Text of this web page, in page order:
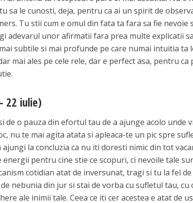
sa le cunosti, deja, pentru ca ai un spirit de
Tu stii cum e omul din fata ta fara sa fie nevoie
adevarul unor afirmatii fara prea multe explicatii
subtile si mai profunde pe care numai intuitia ta
mai ales pe cele rele, dar e perfect asa, pentru
22 iulie)
de o pauza din efortul tau de a ajunge acolo unde
nu te mai agita atata si apleaca-te un pic spre
ajungi la concluzia ca nu iti doresti nimic din tot
energii pentru cine stie ce scopuri, ci nevoile tale
cotidian atat de inversunat, tragi si tu la fel
nebunia din jur si stai de vorba cu sufletul tau, cu
ale inimii tale. Ceea ce iti cer acestea e atat de